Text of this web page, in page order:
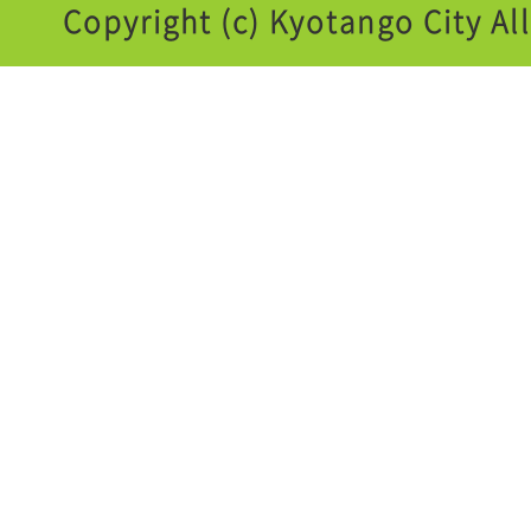
Copyright (c) Kyotango City